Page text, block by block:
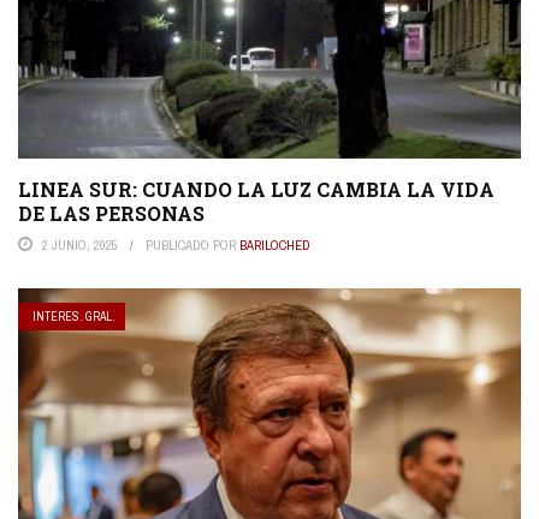
LINEA SUR: CUANDO LA LUZ CAMBIA LA VIDA
DE LAS PERSONAS
2 JUNIO, 2025 PUBLICADO POR BARILOCHED
INTERES. GRAL.